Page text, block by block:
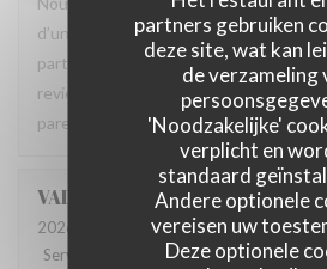
partners gebruiken
deze site, wat kan
de verzameling
'Noodzakelijke'
verplicht en
standaard
Andere optionele
vereisen uw
Deze optionele
d’une grande finesse avec un bel
particulièrement attentionné et très
reviendrons. Merci à l’équipe pour
parenthèse.
VALERIE
2026-07-23
- 20:15 - Gasten 3
Service
Atmosfeer:5/5 Keuken :5